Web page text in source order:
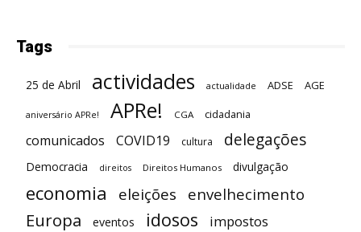
Tags
25 de Abril actividades actualidade ADSE AGE
aniversário APRe! APRe! CGA cidadania
comunicados COVID19 cultura delegações
Democracia direitos Direitos Humanos divulgação
economia eleições envelhecimento
Europa eventos idosos impostos